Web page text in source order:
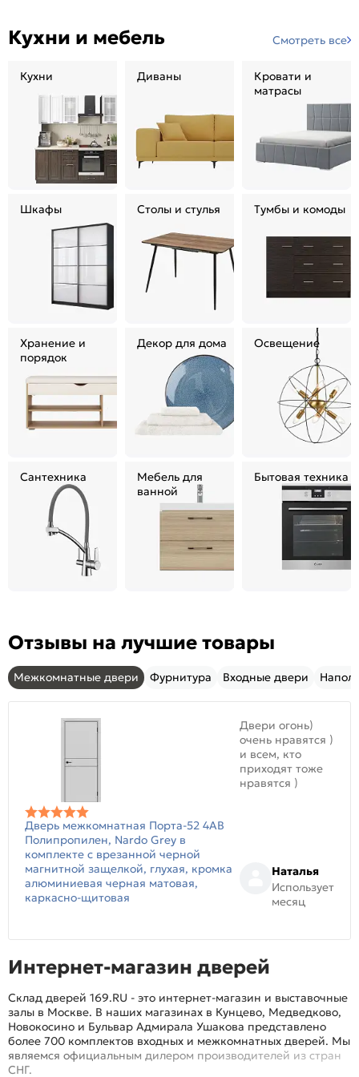
Кухни и мебель Смотреть все
Кухни Диваны
Кровати и
матрасы
Шкафы Столы и стулья Тумбы и комоды
Хранение и
порядок
Декор для дома Освещение
Сантехника
Мебель для
ванной
Бытовая техника
Отзывы на лучшие товары
Межкомнатные двери Фурнитура Входные двери
Дверь межкомнатная Порта-52 4AB
Полипропилен, Nardo Grey в
комплекте с врезанной черной
магнитной защелкой, глухая, кромка
алюминиевая черная матовая,
каркасно-щитовая
Двери огонь)
очень нравятся )
и всем, кто
приходят тоже
нравятся )
Наталья
Использует
месяц
Интернет-магазин дверей
Склад дверей 169.RU - это интернет-магазин и выставочные
залы в Москве. В наших магазинах в Кунцево, Медведково,
Новокосино и Бульвар Адмирала Ушакова представлено
более 700 комплектов входных и межкомнатных дверей. Мы
являемся официальным дилером производителей из стран
СНГ.